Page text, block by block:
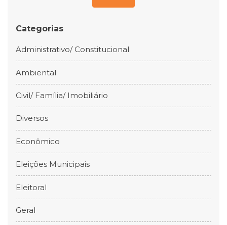
Categorias
Administrativo/ Constitucional
Ambiental
Civil/ Família/ Imobiliário
Diversos
Econômico
Eleições Municipais
Eleitoral
Geral